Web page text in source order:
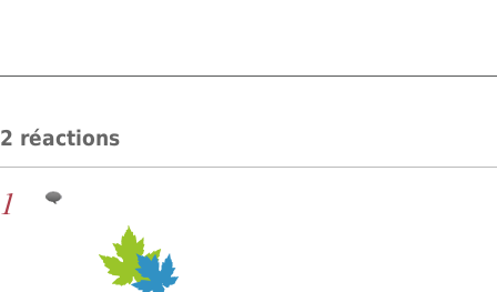
2 réactions
1